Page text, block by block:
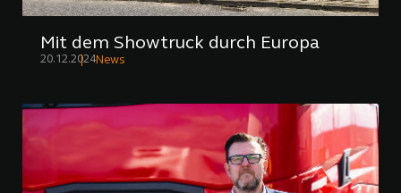
Mit dem Showtruck durch Europa
20.12.2024News